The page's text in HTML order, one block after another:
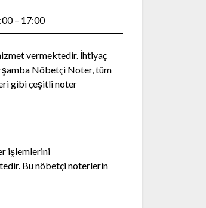
– 17:00
vermektedir. İhtiyaç
Nöbetçi Noter, tüm
gibi çeşitli noter
işlemlerini
Bu nöbetçi noterlerin